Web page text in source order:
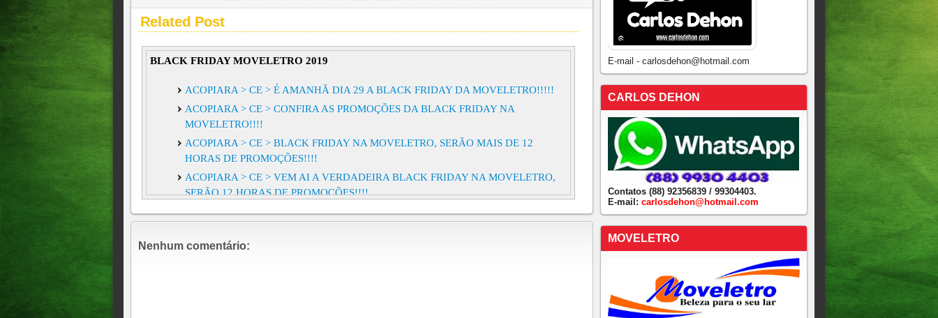
Related Post
BLACK FRIDAY MOVELETRO 2019
ACOPIARA > CE > É AMANHÃ DIA 29 A BLACK FRIDAY DA MOVELETRO!!!!!
ACOPIARA > CE > CONFIRA AS PROMOÇÕES DA BLACK FRIDAY NA
MOVELETRO!!!!
ACOPIARA > CE > BLACK FRIDAY NA MOVELETRO, SERÃO MAIS DE 12
HORAS DE PROMOÇÕES!!!!
ACOPIARA > CE > VEM AI A VERDADEIRA BLACK FRIDAY NA MOVELETRO,
SERÃO 12 HORAS DE PROMOÇÕES!!!!
Nenhum comentário:
E-mail - carlosdehon@hotmail.com
CARLOS DEHON
Contatos (88) 92356839 / 99304403.
E-mail: carlosdehon@hotmail.com
MOVELETRO